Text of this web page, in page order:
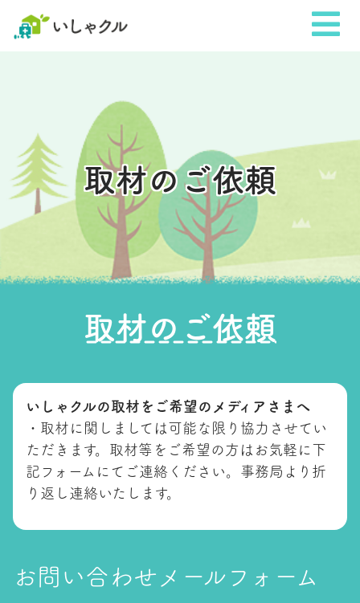
取材のご依頼
取材のご依頼
いしゃクルの取材をご希望のメディアさまへ
・取材に関しましては可能な限り協力させてい
ただきます。取材等をご希望の方はお気軽に下
記フォームにてご連絡ください。事務局より折
り返し連絡いたします。
お問い合わせメールフォーム